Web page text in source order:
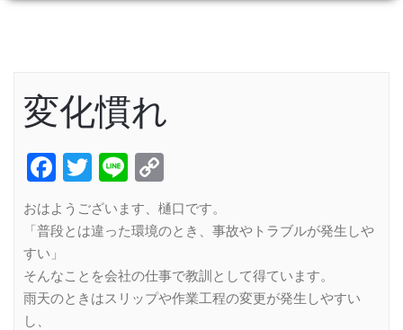
変化慣れ
Facebook
Twitter
Line
Link
おはようございます、樋口です。
「普段とは違った環境のとき、事故やトラブルが発生しや
すい」
そんなことを会社の仕事で教訓として得ています。
雨天のときはスリップや作業工程の変更が発生しやすい
し、